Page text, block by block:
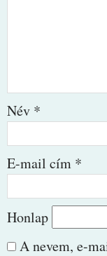
Név *
E-mail cím *
Honlap
A nevem, e-